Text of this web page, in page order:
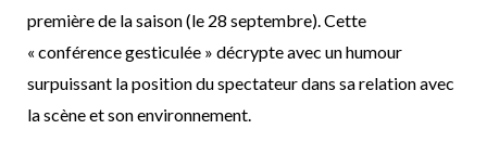
première de la saison (le 28 septembre). Cette
« conférence gesticulée » décrypte avec un humour
surpuissant la position du spectateur dans sa relation avec
la scène et son environnement.